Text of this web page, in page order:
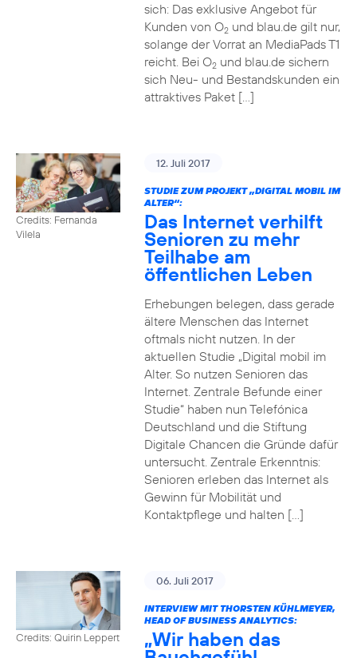
sich: Das exklusive Angebot für
Kunden von O2und blau.de gilt nur,
solange der Vorrat an MediaPads T1
reicht. Bei O2und blau.de sichern
sich Neu- und Bestandskunden ein
attraktives Paket […]
Credits: Fernanda
Vilela
12. Juli 2017
STUDIE ZUM PROJEKT „DIGITAL MOBIL IM
ALTER“:
Das Internet verhilft
Senioren zu mehr
Teilhabe am
öffentlichen Leben
Erhebungen belegen, dass gerade
ältere Menschen das Internet
oftmals nicht nutzen. In der
aktuellen Studie „Digital mobil im
Alter. So nutzen Senioren das
Internet. Zentrale Befunde einer
Studie“ haben nun Telefónica
Deutschland und die Stiftung
Digitale Chancen die Gründe dafür
untersucht. Zentrale Erkenntnis:
Senioren erleben das Internet als
Gewinn für Mobilität und
Kontaktpflege und halten […]
Credits: Quirin Leppert
06. Juli 2017
INTERVIEW MIT THORSTEN KÜHLMEYER,
HEAD OF BUSINESS ANALYTICS:
„Wir haben das